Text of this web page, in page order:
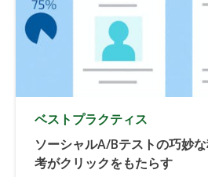
ベストプラクティス
ソーシャルA/Bテストの巧妙
考がクリックをもたらす